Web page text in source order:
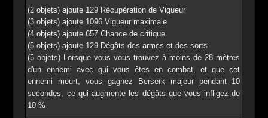
(2 objets) ajoute 129 Récupération de Vigueur
(3 objets) ajoute 1096 Vigueur maximale
(4 objets) ajoute 657 Chance de critique
(5 objets) ajoute 129 Dégâts des armes et des sorts
(5 objets) Lorsque vous vous trouvez à moins de 28 mètres
d'un ennemi avec qui vous êtes en combat, et que cet
ennemi meurt, vous gagnez Berserk majeur pendant 10
secondes, ce qui augmente les dégâts que vous infligez de
10 %